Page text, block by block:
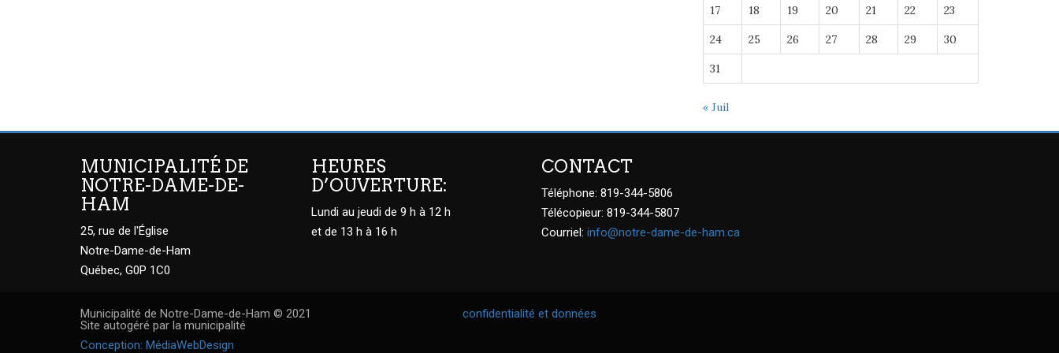
17 18 19 20 21 22 23
24 25 26 27 28 29 30
31
« Juil
MUNICIPALITÉ DE
NOTRE-DAME-DE-
HAM
25, rue de l'Église
Notre-Dame-de-Ham
Québec, G0P 1C0
HEURES
D’OUVERTURE:
Lundi au jeudi de 9 h à 12 h
et de 13 h à 16 h
CONTACT
Téléphone: 819-344-5806
Télécopieur: 819-344-5807
Courriel: info@notre-dame-de-ham.ca
Municipalité de Notre-Dame-de-Ham © 2021
Site autogéré par la municipalité
Conception: MédiaWebDesign
confidentialité et données